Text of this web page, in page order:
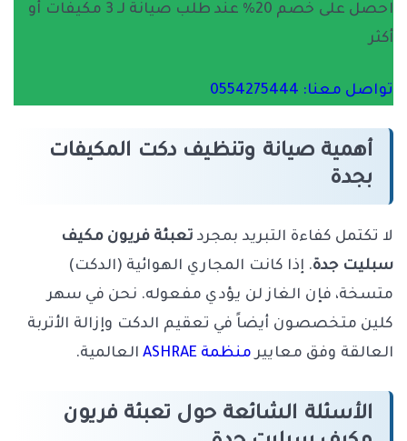
احصل على خصم 20% عند طلب صيانة لـ 3 مكيفات أو
أكثر
تواصل معنا: 0554275444
أهمية صيانة وتنظيف دكت المكيفات
بجدة
لا تكتمل كفاءة التبريد بمجرد تعبئة فريون مكيف
سبليت جدة. إذا كانت المجاري الهوائية (الدكت)
متسخة، فإن الغاز لن يؤدي مفعوله. نحن في سهر
كلين متخصصون أيضاً في تعقيم الدكت وإزالة الأتربة
العالقة وفق معايير منظمة ASHRAE العالمية.
الأسئلة الشائعة حول تعبئة فريون